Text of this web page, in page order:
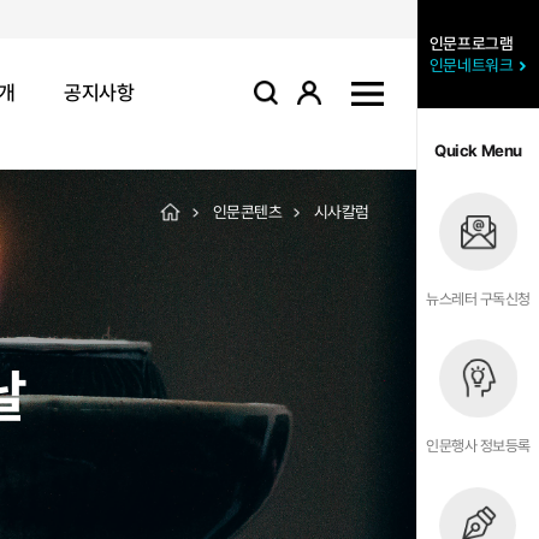
공지사항 검색 로그인 사이트맵
인문프로그램
인문네트워크
Quick Menu
뉴스레터 구독신청
인문행사 정보등록
인문콘텐츠 시사칼럼